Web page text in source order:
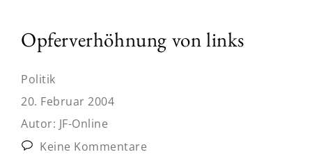
Opferverhöhnung von links
Politik
20. Februar 2004
Autor: JF-Online
Keine Kommentare